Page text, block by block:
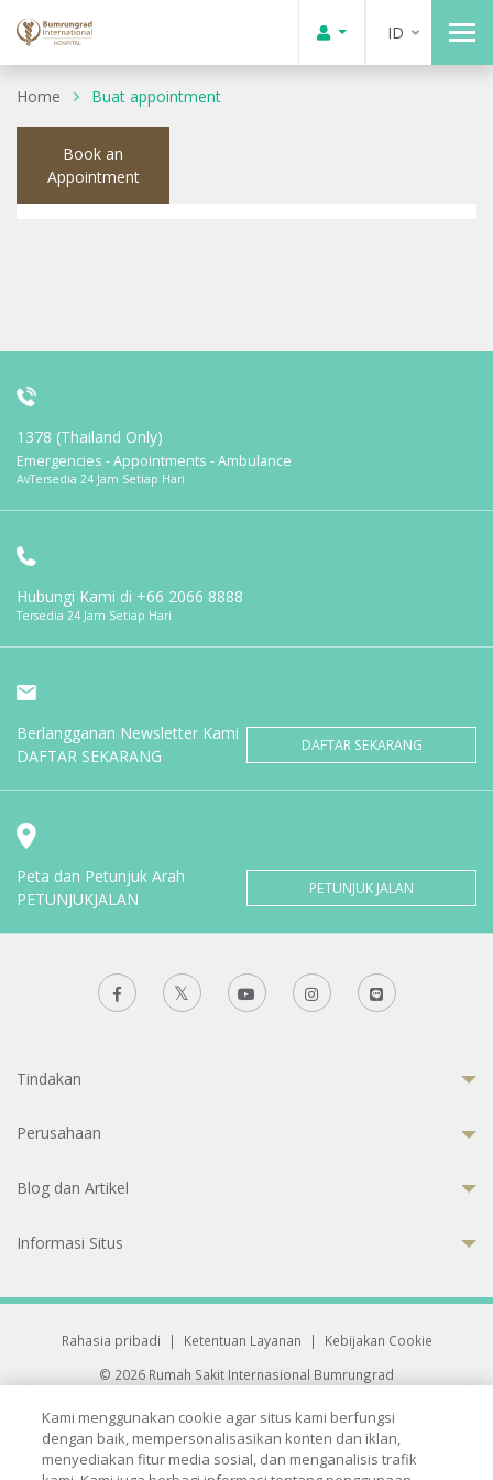
ID
Home Buat appointment
Book an
Appointment
1378 (Thailand Only)
Emergencies - Appointments - Ambulance
AvTersedia 24 Jam Setiap Hari
Hubungi Kami di +66 2066 8888
Tersedia 24 Jam Setiap Hari
Berlangganan Newsletter Kami
DAFTAR SEKARANG
DAFTAR SEKARANG
Peta dan Petunjuk Arah
PETUNJUKJALAN
PETUNJUK JALAN
Tindakan
Perusahaan
Blog dan Artikel
Informasi Situs
Rahasia pribadi | Ketentuan Layanan |
Kebijakan Cookie
© 2026 Rumah Sakit Internasional Bumrungrad
33 Sukhumvit 3, Wattana, Bangkok 10110 Thailand.
All rights reserved.
Kami menggunakan cookie agar situs kami berfungsi
dengan baik, mempersonalisasikan konten dan iklan,
menyediakan fitur media sosial, dan menganalisis trafik